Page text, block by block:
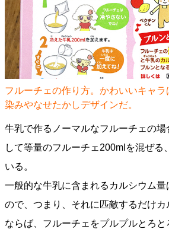
フルーチェの作り方。かわいいキャラ
染みやなせたかしデザインだ。
牛乳で作るノーマルなフルーチェの
して等量のフルーチェ200mlを混ぜる
いる。
一般的な牛乳に含まれるカルシウム
ので、つまり、それに匹敵するだけ
ならば、フルーチェをプルプルとろ